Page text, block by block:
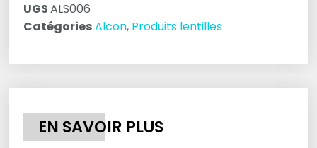
UGSALS006
CatégoriesAlcon, Produits lentilles
EN SAVOIR PLUS